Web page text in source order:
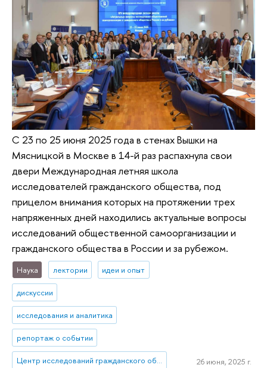
С 23 по 25 июня 2025 года в стенах Вышки на
Мясницкой в Москве в 14-й раз распахнула свои
двери Международная летняя школа
исследователей гражданского общества, под
прицелом внимания которых на протяжении трех
напряженных дней находились актуальные вопросы
исследований общественной самоорганизации и
гражданского общества в России и за рубежом.
Наука лектории идеи и опыт
дискуссии
исследования и аналитика
репортаж о событии
Центр исследований гражданского общества и некоммерческого сектора 26 июня, 2025 г.